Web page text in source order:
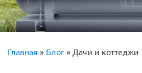
Главная » Блог » Дачи и коттеджи